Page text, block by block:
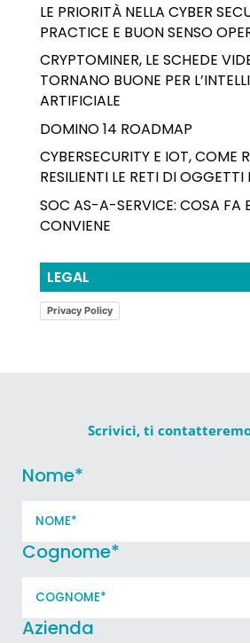
LE PRIORITÀ NELLA CYBER
PRACTICE E BUON SENSO
CRYPTOMINER, LE SCHEDE
TORNANO BUONE PER
ARTIFICIALE
DOMINO 14 ROADMAP
CYBERSECURITY E IOT, COME
RESILIENTI LE RETI DI
SOC AS-A-SERVICE: COSA FA
CONVIENE
LEGAL
Privacy Policy
Scrivici, ti
Nome*
Cognome*
Azienda